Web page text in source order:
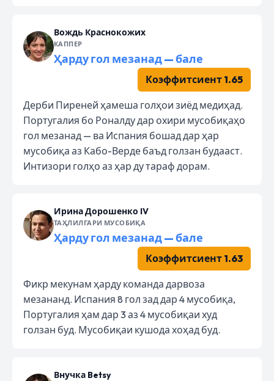
Вождь Краснокожих
КАППЕР
Ҳарду гол мезанад — бале
Коэффитсиент 1.65
Дерби Пиреней ҳамеша голҳои зиёд медиҳад.
Португалия бо Роналду дар охири мусобиқаҳо
гол мезанад — ва Испания бошад дар ҳар
мусобиқа аз Кабо-Верде баъд голзан будааст.
Интизори голҳо аз ҳар ду тараф дорам.
Ирина Дорошенко IV
ТАҲЛИЛГАРИ МУСОБИҚА
Ҳарду гол мезанад — бале
Коэффитсиент 1.63
Фикр мекунам ҳарду команда дарвоза
мезананд. Испания 8 гол зад дар 4 мусобиқа,
Португалия ҳам дар 3 аз 4 мусобиқаи худ
голзан буд. Мусобиқаи кушода хоҳад буд.
Внучка Betsy